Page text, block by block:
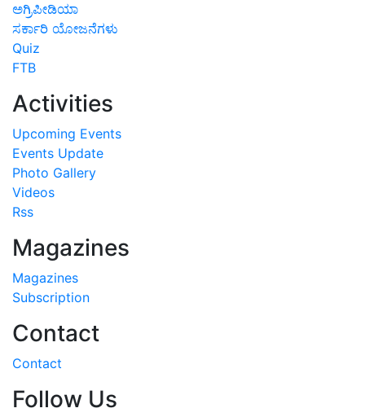
ಅಗ್ರಿಪೀಡಿಯಾ
ಸರ್ಕಾರಿ ಯೋಜನೆಗಳು
Quiz
FTB
Activities
Upcoming Events
Events Update
Photo Gallery
Videos
Rss
Magazines
Magazines
Subscription
Contact
Contact
Follow Us